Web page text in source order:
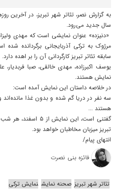
به گزارش نصر، تئاتر شهر تبریز، در آخرین
سال جدید می‌رود.
«دنیزده» عنوان نمایشی است که مهدی
مرژوک به ترکی آذربایجانی برگردانده
سابقه تئاتر تبریز کارگردانی آن را بر اهده دارد.
یوسف اکبرزاده، مهدی خالقی، صبا فربدیار،
نمایش هستند.
در خلاصه داستان این نمایش آمده است:
سه نفر در دریا گم شده‌ و بدون غذا
هستند ...
گفتنی است، این
تبریز میزبان مخاطبان خواهد بود.
انتهای پیام/
فائزه بنی نصرت
تئاتر شهر تبریز صحنه نمایش نمایش ترکی